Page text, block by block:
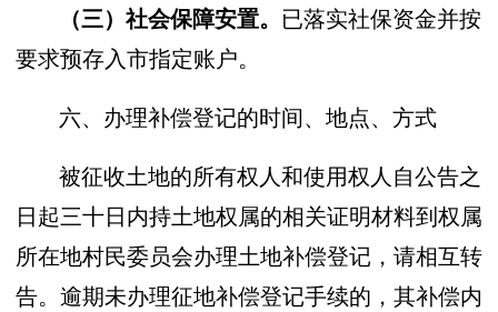
（三）社会保障安置。 已落实社保资金并按
要求预存入市指定账户。
六、办理补偿登记的时间、地点、方式
被征收土地的所有权人和使用权人自公告之
日起三十日内持土地权属的相关证明材料到权属
所在地村民委员会办理土地补偿登记，请相互转
告。逾期未办理征地补偿登记手续的，其补偿内